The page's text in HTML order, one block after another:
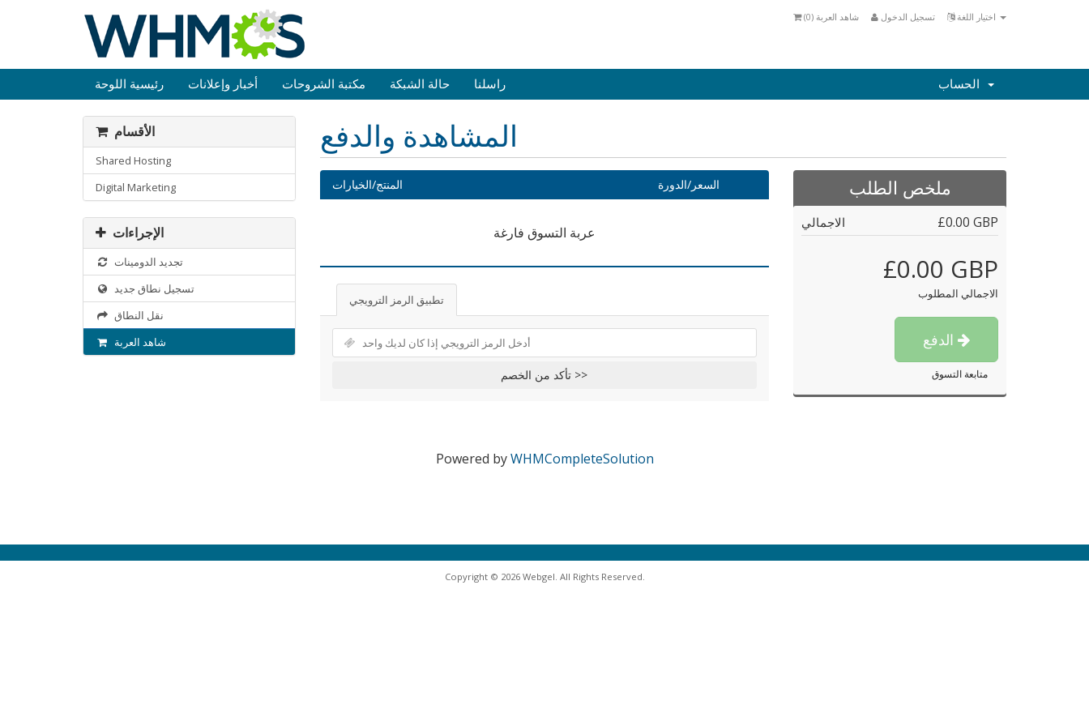
تسجيل الدخول شاهد العربة (0
)
رئيسية اللوحة أخبار وإعلانات مكتبة الشروحات حالة الشبكة راسلنا
المشاهدة والدفع الأقسام
Shared Hosting
Digital Marketing
الإجراءات
تجديد الدومينات
تسجيل نطاق جديد
نقل النطاق
شاهد العربة
المنتج/الخيارات السعر/الدورة
عربة التسوق فارغة
تطبيق الرمز الترويجي
تأكد من الخصم >>
ملخص الطلب
الاجمالي £0.00 GBP
£0.00 GBP
الاجمالي المطلوب
متابعة التسوق
Powered byWHMCompleteSolution
Copyright © 2026 Webgel. All Rights Reserved.